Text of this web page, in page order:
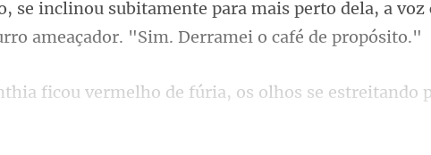
se inclinou subitamente para mais perto dela, a voz
olhos se estreitando